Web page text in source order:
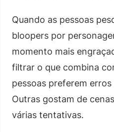
Quando as pessoas
bloopers por
momento mais
filtrar o que combina
pessoas preferem
Outras gostam de
várias tentativas.